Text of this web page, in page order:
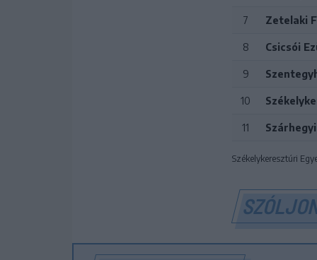
7 Zetelaki
8 Csicsói
9
10
11
Székelykeresztúri